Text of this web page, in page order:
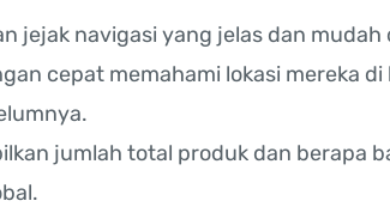
jejak navigasi yang jelas dan mudah
cepat memahami lokasi mereka di
jumlah total produk dan berapa